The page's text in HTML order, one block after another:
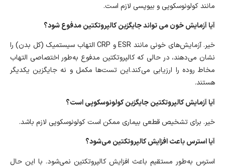
مانند کولونوسکوپی و بیوپسی لازم است.
آیا آزمایش خون می تواند جایگزین کالپروتکتین مدفوع ‌شود؟
خیر. آزمایش‌های خونی مانند ESR و CRP التهاب سیستمیک (کل بدن) را
نشان می‌دهند، در حالی که کالپروتکتین مدفوع به‌طور اختصاصی التهاب
مخاط روده را ارزیابی می‌کند.این تست‌ها مکمل و نه جایگزین یکدیگر
هستند.
آیا آزمایش کالپروتکتین جایگزین کولونوسکوپی است؟
خیر. برای تشخیص قطعی بیماری ممکن است کولونوسکوپی لازم باشد.
آیا استرس باعث افزایش کالپروتکتین می‌شود؟
استرس به‌طور مستقیم باعث افزایش کالپروتکتین نمی‌شود. با این حال